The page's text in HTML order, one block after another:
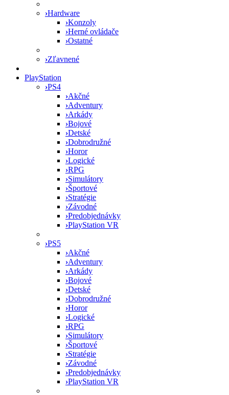
›Hardware
›Konzoly
›Herné ovládače
›Ostatné
›Zľavnené
PlayStation
›PS4
›Akčné
›Adventury
›Arkády
›Bojové
›Detské
›Dobrodružné
›Horor
›Logické
›RPG
›Simulátory
›Športové
›Stratégie
›Závodné
›Predobjednávky
›PlayStation VR
›PS5
›Akčné
›Adventury
›Arkády
›Bojové
›Detské
›Dobrodružné
›Horor
›Logické
›RPG
›Simulátory
›Športové
›Stratégie
›Závodné
›Predobjednávky
›PlayStation VR